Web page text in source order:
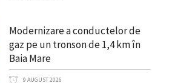
Modernizare a conductelor de
gaz pe un tronson de 1,4 km în
Baia Mare
9 AUGUST 2026